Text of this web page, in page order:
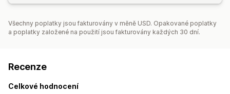
Všechny poplatky jsou fakturovány v měně USD. Opakované poplatky
a poplatky založené na použití jsou fakturovány každých 30 dní.
Recenze
Celkové hodnocení